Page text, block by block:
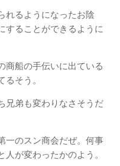
れるようになったお陰
することができるように
商船の手伝いに出ている
そう。
兄弟も変わりなさそうだ
一のスン商会だぜ。何事
が変わったかのよう。